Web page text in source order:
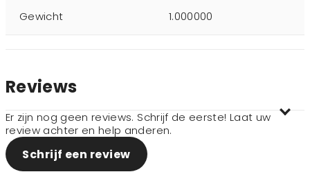
Gewicht 1.000000
Reviews
Er zijn nog geen reviews. Schrijf de eerste! Laat uw
review achter en help anderen.
Schrijf een review